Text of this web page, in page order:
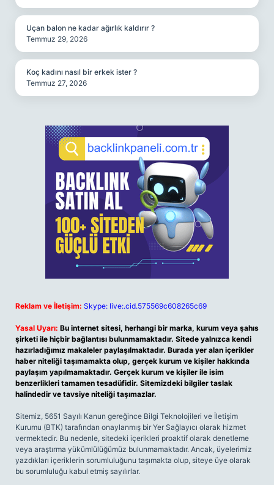
Uçan balon ne kadar ağırlık kaldırır ?
Temmuz 29, 2026
Koç kadını nasıl bir erkek ister ?
Temmuz 27, 2026
Reklam ve İletişim: Skype: live:.cid.575569c608265c69
Yasal Uyarı: Bu internet sitesi, herhangi bir marka, kurum veya şahıs
şirketi ile hiçbir bağlantısı bulunmamaktadır. Sitede yalnızca kendi
hazırladığımız makaleler paylaşılmaktadır. Burada yer alan içerikler
haber niteliği taşımamakta olup, gerçek kurum ve kişiler hakkında
paylaşım yapılmamaktadır. Gerçek kurum ve kişiler ile isim
benzerlikleri tamamen tesadüfidir. Sitemizdeki bilgiler taslak
halindedir ve tavsiye niteliği taşımazlar.
Sitemiz, 5651 Sayılı Kanun gereğince Bilgi Teknolojileri ve İletişim
Kurumu (BTK) tarafından onaylanmış bir Yer Sağlayıcı olarak hizmet
vermektedir. Bu nedenle, sitedeki içerikleri proaktif olarak denetleme
veya araştırma yükümlülüğümüz bulunmamaktadır. Ancak, üyelerimiz
yazdıkları içeriklerin sorumluluğunu taşımakta olup, siteye üye olarak
bu sorumluluğu kabul etmiş sayılırlar.